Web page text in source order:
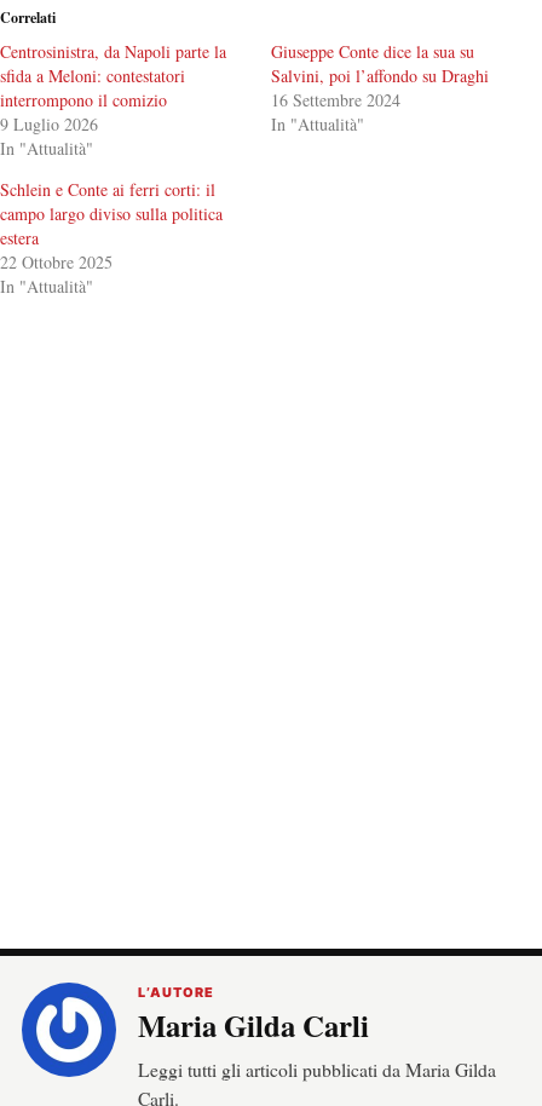
Correlati
Centrosinistra, da Napoli parte la
sfida a Meloni: contestatori
interrompono il comizio
9 Luglio 2026
In "Attualità"
Giuseppe Conte dice la sua su
Salvini, poi l’affondo su Draghi
16 Settembre 2024
In "Attualità"
Schlein e Conte ai ferri corti: il
campo largo diviso sulla politica
estera
22 Ottobre 2025
In "Attualità"
L’AUTORE
Maria Gilda Carli
Leggi tutti gli articoli pubblicati da Maria Gilda
Carli.